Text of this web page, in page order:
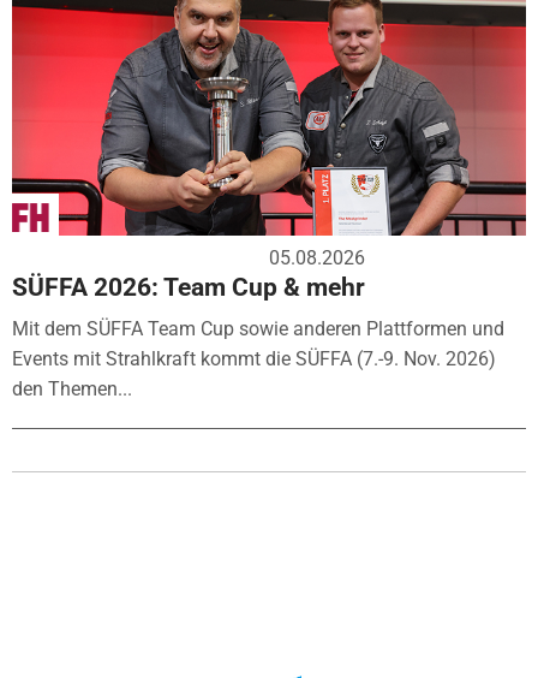
05.08.2026
SÜFFA 2026: Team Cup & mehr
Mit dem SÜFFA Team Cup sowie anderen Plattformen und
Events mit Strahlkraft kommt die SÜFFA (7.-9. Nov. 2026)
den Themen...